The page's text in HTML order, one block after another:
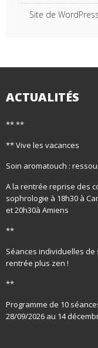
Site de
ACTUALITÉS
** **
** Vive les vacances
Soin aromatouch :
A la rentrée reprise des
sophrologie à 18h30 à
et 20h30à Amiens
**
Séances individuelles
rentrée plus zen !
**
Programme de 10
28/09/2026 au 14